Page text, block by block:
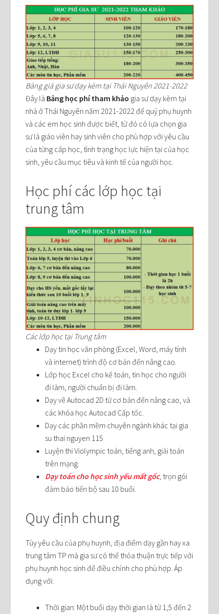
Bảng giá gia sư dạy kèm tại Thái Nguyên 2021-2022
Đây là Bảng học phí tham khảo gia sư dạy kèm tại
nhà ở Thái Nguyên năm 2021-2022 để quý phụ huynh
và các em học sinh được biết, từ đó có lựa chọn gia
sư là giáo viên hay sinh viên cho phù hợp với yêu cầu
của từng cấp học, tình trạng học lực hiện tại của học
sinh, yêu cầu mục tiêu và kinh tế của người học.
Học phí các lớp học tại
trung tâm
Các lớp học tại Trung tâm
Dạy tin học văn phòng (Excel, Word, máy tính
và internet) trình độ cơ bản đến nâng cao.
Lớp học Excel cho kế toán, tin học cho người
đi làm, người chuẩn bị đi làm.
Dạy vẽ Autocad 2D từ cơ bản đến nâng cao, và
các khóa học Autocad Cấp tốc.
Dạy các phần mềm chuyên ngành khác tại gia
su thai nguyen 115
Luyện thi Violympic toán, tiếng anh, giải toán
trên mạng.
Dạy toán cho học sinh yếu mất gốc, trọn gói
đảm bảo tiến bộ sau 10 buổi.
Quy định chung
Tùy yêu cầu của phụ huynh, địa điểm dạy gần hay xa
trung tâm TP mà gia sư có thể thỏa thuận trực tiếp với
phụ huynh học sinh để điều chỉnh cho phù hợp. Áp
dụng với:
Thời gian: Một buổi dạy thời gian là từ 1,5 đến 2